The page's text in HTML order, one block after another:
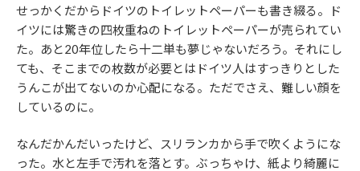
せっかくだからドイツのトイレットペーパーも書き綴る。ド
イツには驚きの四枚重ねのトイレットペーパーが売られてい
た。あと20年位したら十二単も夢じゃないだろう。それにし
ても、そこまでの枚数が必要とはドイツ人はすっきりとした
うんこが出てないのか心配になる。ただでさえ、難しい顔を
しているのに。
なんだかんだいったけど、スリランカから手で吹くようにな
った。水と左手で汚れを落とす。ぶっちゃけ、紙より綺麗に